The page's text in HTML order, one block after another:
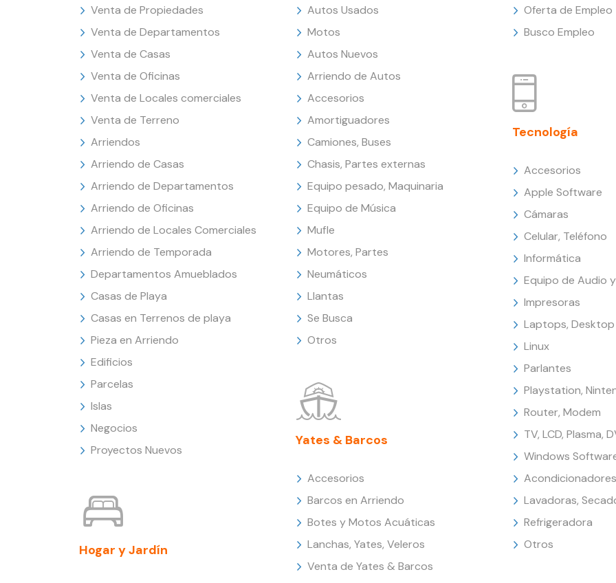
Venta de Propiedades
Venta de Departamentos
Venta de Casas
Venta de Oficinas
Venta de Locales comerciales
Venta de Terreno
Arriendos
Arriendo de Casas
Arriendo de Departamentos
Arriendo de Oficinas
Arriendo de Locales Comerciales
Arriendo de Temporada
Departamentos Amueblados
Casas de Playa
Casas en Terrenos de playa
Pieza en Arriendo
Edificios
Parcelas
Islas
Negocios
Proyectos Nuevos
Hogar y Jardín
Autos Usados
Motos
Autos Nuevos
Arriendo de Autos
Accesorios
Amortiguadores
Camiones, Buses
Chasis, Partes externas
Equipo pesado, Maquinaria
Equipo de Música
Mufle
Motores, Partes
Neumáticos
Llantas
Se Busca
Otros
Yates & Barcos
Accesorios
Barcos en Arriendo
Botes y Motos Acuáticas
Lanchas, Yates, Veleros
Venta de Yates & Barcos
Oferta de Empleo
Busco Empleo
Tecnología
Accesorios
Apple Software
Cámaras
Celular, Teléfono
Informática
Equipo de Audio
Impresoras
Laptops, Desktop
Linux
Parlantes
Playstation,
Router, Modem
TV, LCD, Plasma,
Windows
Lavadoras,
Refrigeradora
Otros